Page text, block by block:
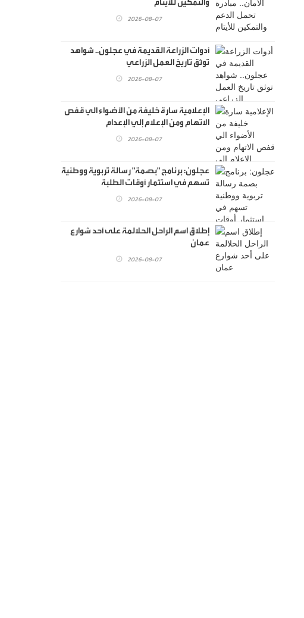
2026-08-07
أدوات الزراعة القديمة في عجلون.. شواهد
توثق تاريخ العمل الزراعي
2026-08-07
الإعلامية سارة خليفة من الأضواء الي قفص
الاتهام ومن الإعلام إلي الإعدام
2026-08-07
عجلون: برنامج "بصمة" رسالة تربوية ووطنية
تسهم في استثمار أوقات الطلبة
2026-08-07
إطلاق اسم الراحل الحلالمة على أحد شوارع
عمان
2026-08-07